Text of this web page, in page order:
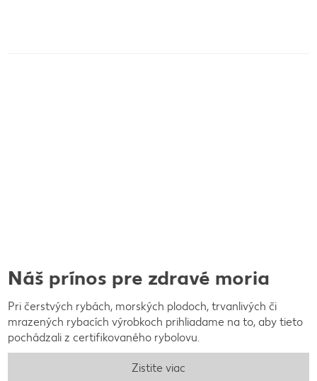
Náš prínos pre zdravé moria
Pri čerstvých rybách, morských plodoch, trvanlivých či
mrazených rybacích výrobkoch prihliadame na to, aby tieto
pochádzali z certifikovaného rybolovu.
Zistite viac